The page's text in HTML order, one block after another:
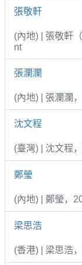
張敬軒
(內地) | 張敬軒
nt
張瀾瀾
(內地) | 張瀾瀾
沈文程
(臺灣) | 沈文程
鄭瑩
(內地) | 鄭瑩，
梁思浩
(香港) | 梁思浩